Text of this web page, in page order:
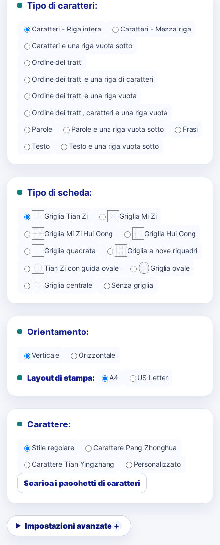
Tipo di caratteri:
Caratteri - Riga intera
Caratteri - Mezza riga
Caratteri e una riga vuota sotto
Ordine dei tratti
Ordine dei tratti e una riga di caratteri
Ordine dei tratti e una riga vuota
Ordine dei tratti, caratteri e una riga vuota
Parole
Parole e una riga vuota sotto
Frasi
Testo
Testo e una riga vuota sotto
Tipo di scheda:
Griglia Tian Zi Griglia Mi Zi
Griglia Mi Zi Hui Gong Griglia Hui Gong
Griglia quadrata Griglia a nove riquadri
Tian Zi con guida ovale Griglia ovale
Griglia centrale Senza griglia
Orientamento:
Verticale Orizzontale
Layout di stampa: A4 US Letter
Carattere:
Stile regolare
Carattere Pang Zhonghua
Carattere Tian Yingzhang
Personalizzato
Scarica i pacchetti di caratteri
Impostazioni avanzate